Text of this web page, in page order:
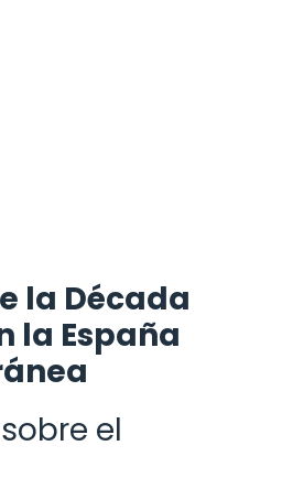
la Década
la España
el